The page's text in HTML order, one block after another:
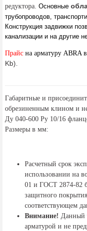
редуктора. Основные
трубопроводов,
Конструкция задвижки
канализации и на другие
Прайс на арматуру ABRA
Kb).
Габаритные и
обрезиненным клином и
Ду 040-600 Ру 10/16
Размеры в мм:
Расчетный срок
использовании на
01 и ГОСТ 2874-82
защитного
соответствующем
Внимание! Данный
арматурой и не